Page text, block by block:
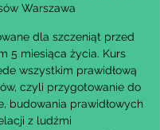
Warszawa
dla szczeniąt przed
5 miesiąca życia. Kurs
wszystkim prawidłową
czyli przygotowanie do
budowania prawidłowych
z ludźmi